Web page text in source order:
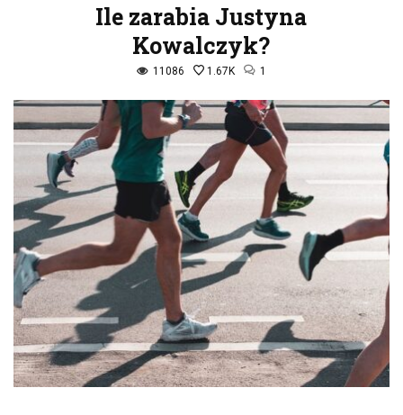
Ile zarabia Justyna
Kowalczyk?
11086 1.67K 1